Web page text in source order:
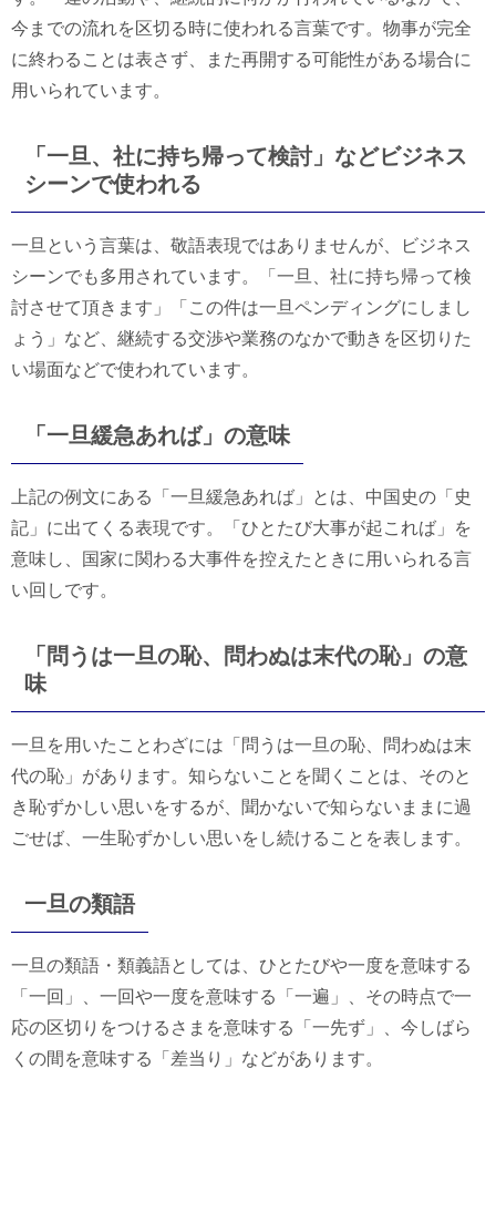
今までの流れを区切る時に使われる言葉です。物事が完全
に終わることは表さず、また再開する可能性がある場合に
用いられています。
「一旦、社に持ち帰って検討」などビジネス
シーンで使われる
一旦という言葉は、敬語表現ではありませんが、ビジネス
シーンでも多用されています。「一旦、社に持ち帰って検
討させて頂きます」「この件は一旦ペンディングにしまし
ょう」など、継続する交渉や業務のなかで動きを区切りた
い場面などで使われています。
「一旦緩急あれば」の意味
上記の例文にある「一旦緩急あれば」とは、中国史の「史
記」に出てくる表現です。「ひとたび大事が起これば」を
意味し、国家に関わる大事件を控えたときに用いられる言
い回しです。
「問うは一旦の恥、問わぬは末代の恥」の意
味
一旦を用いたことわざには「問うは一旦の恥、問わぬは末
代の恥」があります。知らないことを聞くことは、そのと
き恥ずかしい思いをするが、聞かないで知らないままに過
ごせば、一生恥ずかしい思いをし続けることを表します。
一旦の類語
一旦の類語・類義語としては、ひとたびや一度を意味する
「一回」、一回や一度を意味する「一遍」、その時点で一
応の区切りをつけるさまを意味する「一先ず」、今しばら
くの間を意味する「差当り」などがあります。